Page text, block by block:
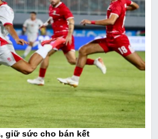
giữ sức cho bán kết